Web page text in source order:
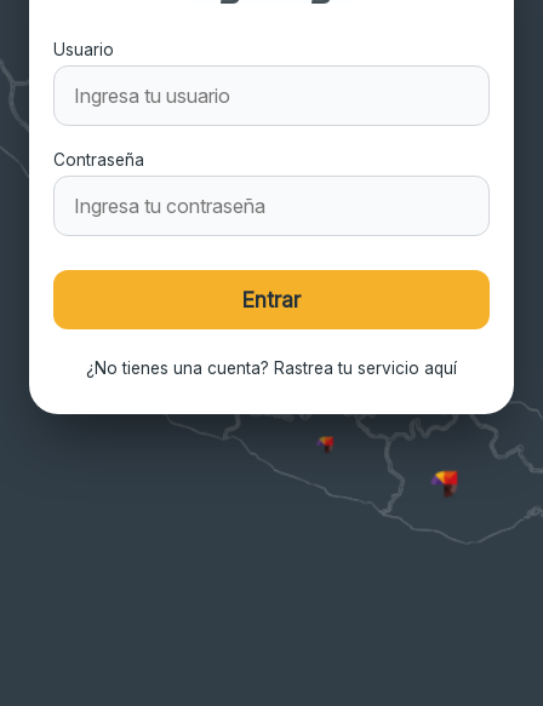
Usuario
Contraseña
Entrar
¿No tienes una cuenta? Rastrea tu servicio aquí